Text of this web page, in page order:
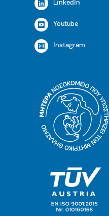
LinkedIn
Youtube
Instagram